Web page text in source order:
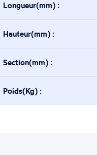
Longueur(mm) :
Hauteur(mm) :
Section(mm) :
Poids(Kg) :